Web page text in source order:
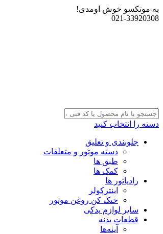
به موتکسو خوش اومدی!
021-33920308
دسته را انتخاب کنید
جلوبندی و تعلیق
دسته موتور و متعلقات
طبق ها
کمک ها
رادیاتور ها
اینترکولر
خنک کن روغن موتور
سایر لوازم یدکی
قطعات بدنه
آینه‌ها